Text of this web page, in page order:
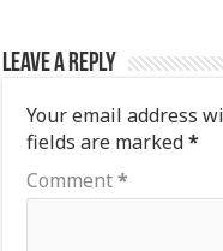
Leave a Reply
Your email address
fields are marked*
Comment*